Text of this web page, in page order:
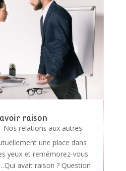
raison
Nos relations aux autres
une place dans
yeux et remémorez-vous
avait raison ? Question